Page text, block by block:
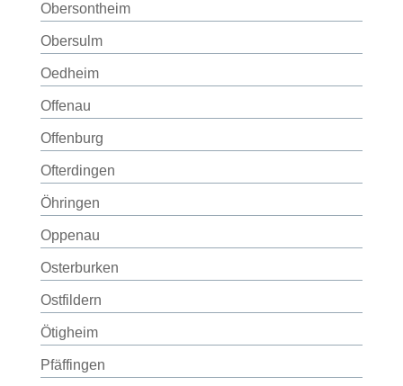
Obersontheim
Obersulm
Oedheim
Offenau
Offenburg
Ofterdingen
Öhringen
Oppenau
Osterburken
Ostfildern
Ötigheim
Pfäffingen